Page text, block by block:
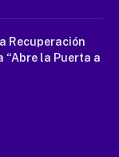
Recuperación
“Abre la Puerta a